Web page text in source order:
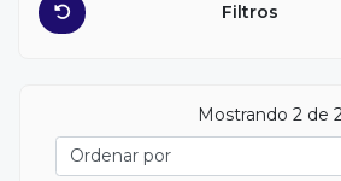
Filtros
Mostrando 2 de